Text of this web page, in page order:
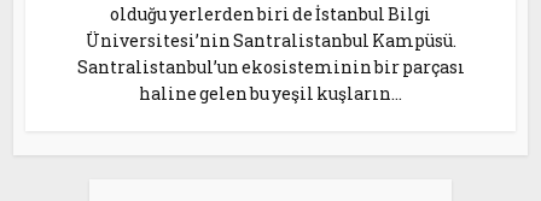
olduğu yerlerden biri de İstanbul Bilgi
Üniversitesi’nin Santralistanbul Kampüsü.
Santralistanbul’un ekosisteminin bir parçası
haline gelen bu yeşil kuşların...